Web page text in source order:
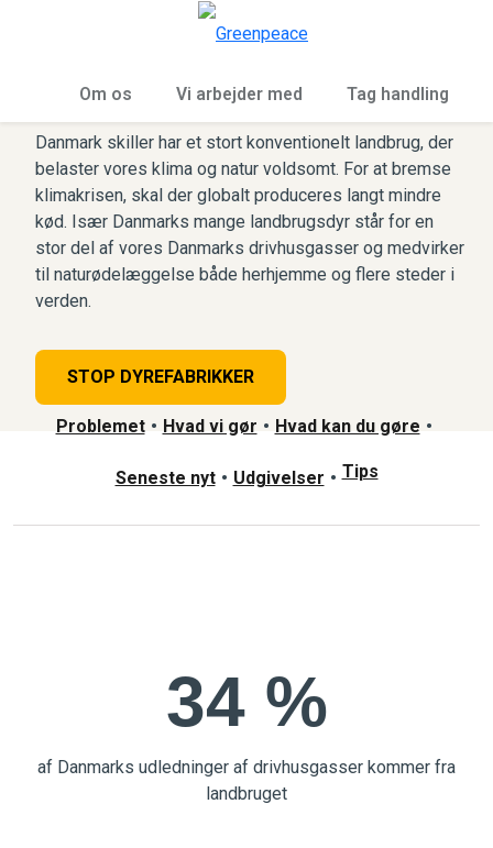
Om os Vi arbejder med Tag handling
Landbrug
Danmark skiller har et stort konventionelt landbrug, der
belaster vores klima og natur voldsomt. For at bremse
klimakrisen, skal der globalt produceres langt mindre
kød. Især Danmarks mange landbrugsdyr står for en
stor del af vores Danmarks drivhusgasser og medvirker
til naturødelæggelse både herhjemme og flere steder i
verden.
STOP DYREFABRIKKER
Problemet • Hvad vi gør • Hvad kan du gøre •
Seneste nyt • Udgivelser • Tips
34 %
af Danmarks udledninger af drivhusgasser kommer fra
landbruget